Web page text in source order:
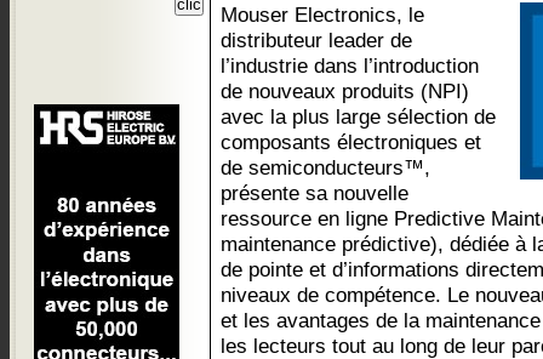
Mouser Electronics, le
distributeur leader de
l’industrie dans l’introduction
de nouveaux produits (NPI)
avec la plus large sélection de
composants électroniques et
de semiconducteurs™,
présente sa nouvelle
ressource en ligne Predictive
maintenance prédictive), dédiée à
de pointe et d’informations
niveaux de compétence. Le
et les avantages de la
les lecteurs tout au long de leur